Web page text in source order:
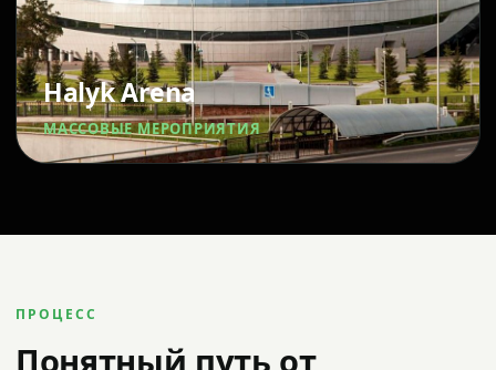
Halyk Arena
МАССОВЫЕ МЕРОПРИЯТИЯ
ПРОЦЕСС
Понятный путь от